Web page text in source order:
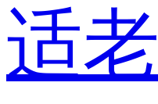
适